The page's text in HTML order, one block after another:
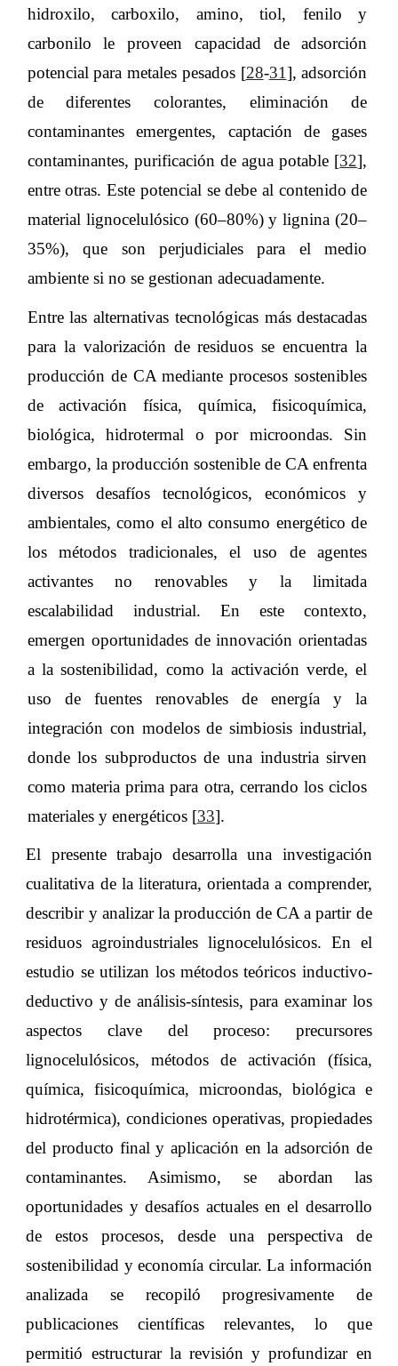
hidroxilo, carboxilo, amino, tiol, fenilo y
carbonilo le proveen capacidad de adsorción
potencial para metales pesados [28-31], adsorción
de diferentes colorantes, eliminación de
contaminantes emergentes, captación de gases
contaminantes, purificación de agua potable [32],
entre otras. Este potencial se debe al contenido de
material lignocelulósico (60–80%) y lignina (20–
35%), que son perjudiciales para el medio
ambiente si no se gestionan adecuadamente.
Entre las alternativas tecnológicas más destacadas
para la valorización de residuos se encuentra la
producción de CA mediante procesos sostenibles
de activación física, química, fisicoquímica,
biológica, hidrotermal o por microondas. Sin
embargo, la producción sostenible de CA enfrenta
diversos desafíos tecnológicos, económicos y
ambientales, como el alto consumo energético de
los métodos tradicionales, el uso de agentes
activantes no renovables y la limitada
escalabilidad industrial. En este contexto,
emergen oportunidades de innovación orientadas
a la sostenibilidad, como la activación verde, el
uso de fuentes renovables de energía y la
integración con modelos de simbiosis industrial,
donde los subproductos de una industria sirven
como materia prima para otra, cerrando los ciclos
materiales y energéticos [33].
El presente trabajo desarrolla una investigación
cualitativa de la literatura, orientada a comprender,
describir y analizar la producción de CA a partir de
residuos agroindustriales lignocelulósicos. En el
estudio se utilizan los métodos teóricos inductivo-
deductivo y de análisis-síntesis, para examinar los
aspectos clave del proceso: precursores
lignocelulósicos, métodos de activación (física,
química, fisicoquímica, microondas, biológica e
hidrotérmica), condiciones operativas, propiedades
del producto final y aplicación en la adsorción de
contaminantes. Asimismo, se abordan las
oportunidades y desafíos actuales en el desarrollo
de estos procesos, desde una perspectiva de
sostenibilidad y economía circular. La información
analizada se recopiló progresivamente de
publicaciones científicas relevantes, lo que
permitió estructurar la revisión y profundizar en